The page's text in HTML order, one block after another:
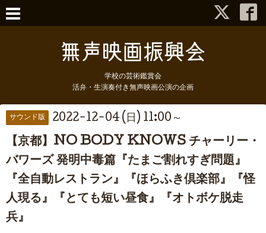
学校の芸術鑑賞会
活弁・生演奏付き無声映画公演の企画
サウンド版 2022-12-04 (日) 11:00～
【京都】NO BODY KNOWS チャーリー・
バワーズ 発明中毒篇『たまご割れすぎ問題』
『全自動レストラン』『ほらふき倶楽部』『怪
人現る』『とても短い昼食』『オトボケ脱走
兵』